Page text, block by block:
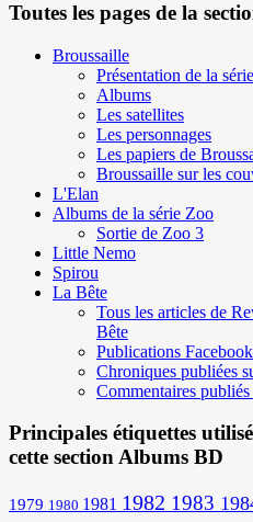
Toutes les pages de la
Broussaille
Présentation de la
Albums
Les satellites
Les personnages
Les papiers de
Broussaille sur les
L'Elan
Albums de la série Zoo
Sortie de Zoo 3
Little Nemo
Spirou
La Bête
Tous les articles de
Bête
Publications
Chroniques publiées
Commentaires
Principales étiquettes
cette section Albums BD
1979 1980 1981 1982 1983